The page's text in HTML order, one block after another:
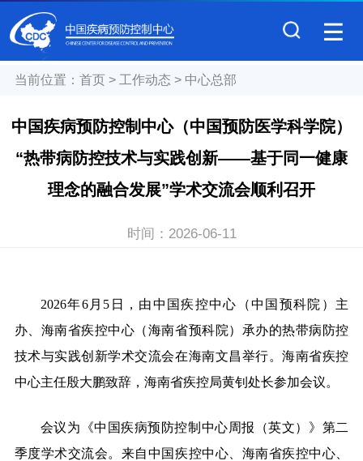
当前位置： 首页> 工作动态 > 中心总部
中国疾病预防控制中心（中国预防医学科学院）
“热带病防控技术与实践创新——基于同一健康
理念的融合发展”学术交流会顺利召开
时间： 2026-06-11
2026年6月5日，由中国疾控中心（中国预科院） 主
办、 海南省疾控中心（海南省预科院） 承办的热带病防控
技术与实践创新学术交流会在海南文昌举行。海南省疾控
中心主任殷大鹏致辞，海南省疾控局黄钊处长参加会议。
会议为 《中国疾病预防控制中心周报（英文）》 第二
季度学术交流会。来自中国疾控中心、海南省疾控中心、